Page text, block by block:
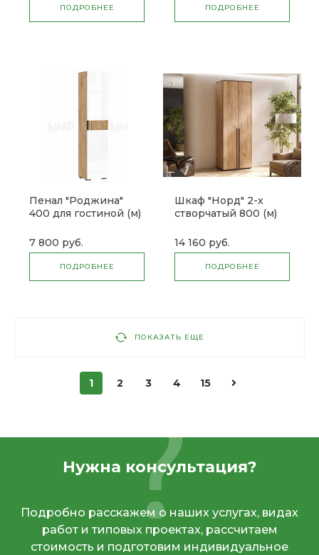
ПОДРОБНЕЕ ПОДРОБНЕЕ
Пенал "Роджина"
400 для гостиной (м)
7 800 руб.
ПОДРОБНЕЕ
Шкаф "Норд" 2-х
створчатый 800 (м)
14 160 руб.
ПОДРОБНЕЕ
ПОКАЗАТЬ ЕЩЕ
1 2 3 4 15
Нужна консультация?
Подробно расскажем о наших услугах, видах
работ и типовых проектах, рассчитаем
стоимость и подготовим индивидуальное